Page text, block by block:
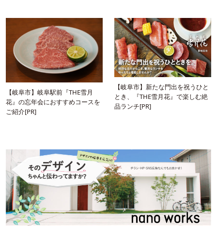
【岐阜市】岐阜駅前『THE雪月
花』の忘年会におすすめコースを
ご紹介[PR]
【岐阜市】新たな門出を祝うひと
とき、『THE雪月花』で楽しむ絶
品ランチ[PR]